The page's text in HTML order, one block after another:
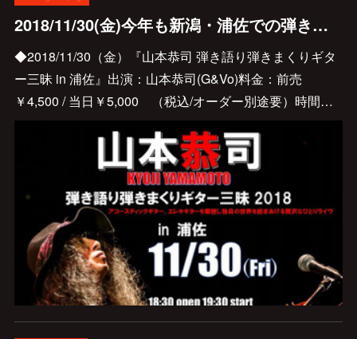
2018/11/30(金)今年も新潟・浦佐での弾き語り弾きまくり 開催です♪
◆2018/11/30（金）『山本恭司 弾き語り弾きまくりギタ
ー三昧 in 浦佐』出演：山本恭司(G&Vo)料金：前売
￥4,500 / 当日￥5,000 （税込/オーダー別途要）時間…